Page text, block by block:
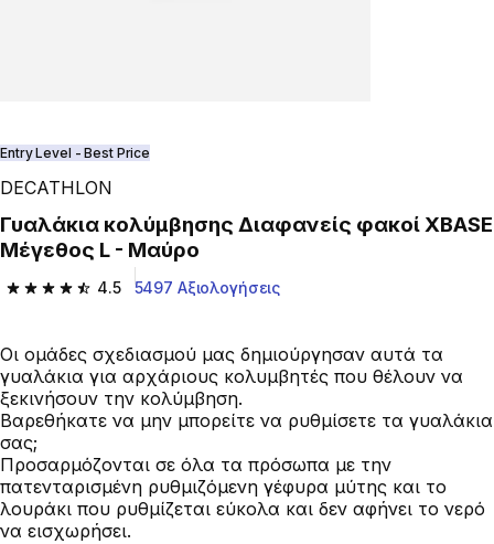
Entry Level - Best Price
DECATHLON
Γυαλάκια κολύμβησης Διαφανείς φακοί XBASE
Μέγεθος L - Μαύρο
4.5
4.5 out of 5 stars from 5497 reviews
5497 Αξιολογήσεις
Οι ομάδες σχεδιασμού μας δημιούργησαν αυτά τα
γυαλάκια για αρχάριους κολυμβητές που θέλουν να
ξεκινήσουν την κολύμβηση.
Βαρεθήκατε να μην μπορείτε να ρυθμίσετε τα γυαλάκια
σας;
Προσαρμόζονται σε όλα τα πρόσωπα με την
πατενταρισμένη ρυθμιζόμενη γέφυρα μύτης και το
λουράκι που ρυθμίζεται εύκολα και δεν αφήνει το νερό
να εισχωρήσει.